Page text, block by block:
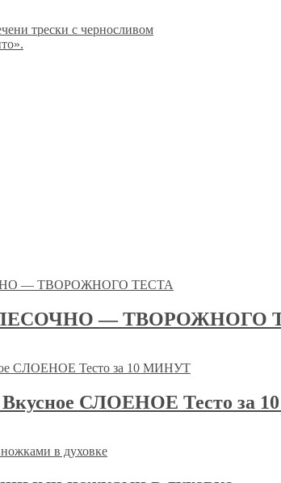
трески с черносливом
— ТВОРОЖНОГО
СЛОЕНОЕ Тесто за